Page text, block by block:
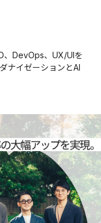
、DevOps、UX/UIを
ナイゼーションとAI